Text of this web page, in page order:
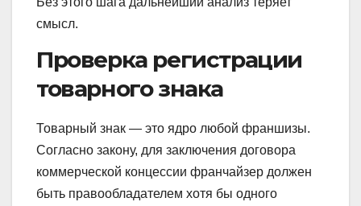
смысл.
Проверка регистрации
товарного знака
Товарный знак — это ядро любой франшизы.
Согласно закону, для заключения договора
коммерческой концессии франчайзер должен
быть правообладателем хотя бы одного